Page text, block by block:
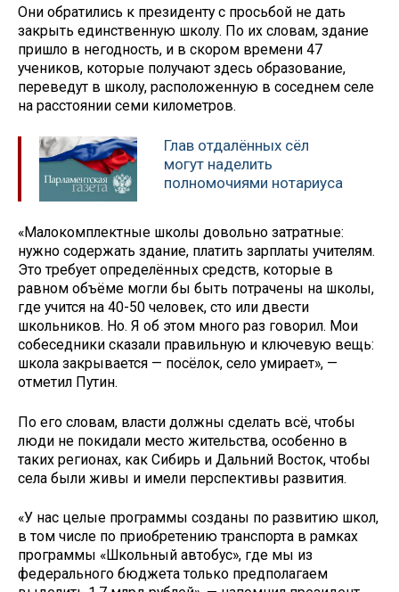
Они обратились к президенту с просьбой не дать
закрыть единственную школу. По их словам, здание
пришло в негодность, и в скором времени 47
учеников, которые получают здесь образование,
переведут в школу, расположенную в соседнем селе
на расстоянии семи километров.
Глав отдалённых сёл
могут наделить
полномочиями нотариуса
«Малокомплектные школы довольно затратные:
нужно содержать здание, платить зарплаты учителям.
Это требует определённых средств, которые в
равном объёме могли бы быть потрачены на школы,
где учится на 40-50 человек, сто или двести
школьников. Но. Я об этом много раз говорил. Мои
собеседники сказали правильную и ключевую вещь:
школа закрывается — посёлок, село умирает», —
отметил Путин.
По его словам, власти должны сделать всё, чтобы
люди не покидали место жительства, особенно в
таких регионах, как Сибирь и Дальний Восток, чтобы
села были живы и имели перспективы развития.
«У нас целые программы созданы по развитию школ,
в том числе по приобретению транспорта в рамках
программы «Школьный автобус», где мы из
федерального бюджета только предполагаем